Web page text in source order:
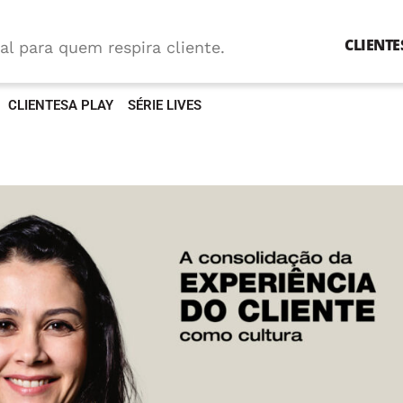
para quem respira cliente.
CLIENTESA PLAY SÉRIE LIVES